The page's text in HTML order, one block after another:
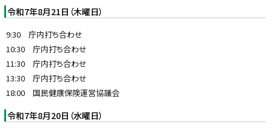
令和7年8月21日（木曜日）
9:30 庁内打ち合わせ
10:30 庁内打ち合わせ
11:30 庁内打ち合わせ
13:30 庁内打ち合わせ
18:00 国民健康保険運営協議会
令和7年8月20日（水曜日）